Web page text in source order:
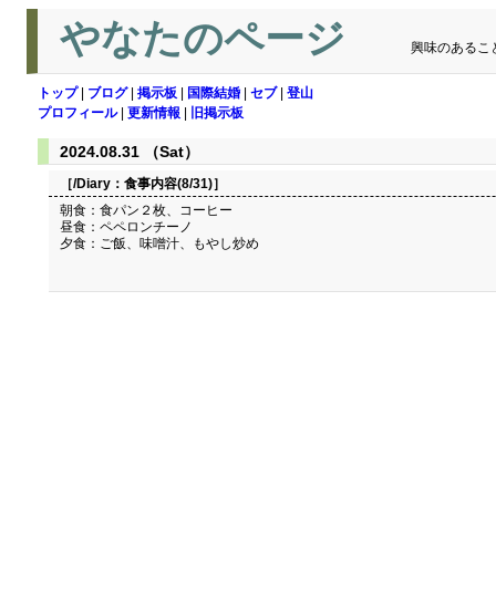
やなたのページ 興味のあるこ
トップ| ブログ| 掲示板 国際結婚 セブ| 登山
プロフィール| 更新情報 旧掲示板
2024.08.31 （Sat）
［/Diary： 食事内容(8/31)］
朝食：食パン２枚、コーヒー
昼食：ペペロンチーノ
夕食：ご飯、味噌汁、もやし炒め